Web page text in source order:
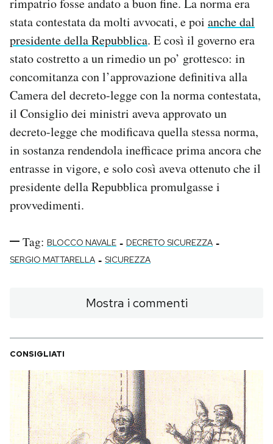
stata contestata da molti avvocati, e poi anche dal
presidente della Repubblica. E così il governo era
stato costretto a un rimedio un po’ grottesco: in
concomitanza con l’approvazione definitiva alla
Camera del decreto-legge con la norma contestata,
il Consiglio dei ministri aveva approvato un
decreto-legge che modificava quella stessa norma,
in sostanza rendendola inefficace prima ancora che
entrasse in vigore, e solo così aveva ottenuto che il
presidente della Repubblica promulgasse i
provvedimenti.
Tag: BLOCCO NAVALE - DECRETO SICUREZZA -
SERGIO MATTARELLA - SICUREZZA
Mostra i commenti
CONSIGLIATI